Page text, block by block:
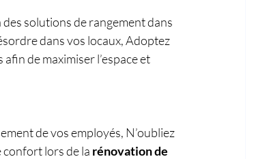
des solutions de rangement dans
dans vos locaux, Adoptez
de maximiser l’espace et
de vos employés, N’oubliez
confort lors de la rénovation de